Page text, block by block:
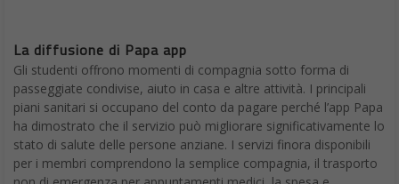
La diffusione di Papa app
Gli studenti offrono momenti di compagnia sotto forma di
passeggiate condivise, aiuto in casa e altre attività. I principali
piani sanitari si occupano del conto da pagare perché l’app Papa
ha dimostrato che il servizio può migliorare significativamente lo
stato di salute delle persone anziane. I servizi finora disponibili
per i membri comprendono la semplice compagnia, il trasporto